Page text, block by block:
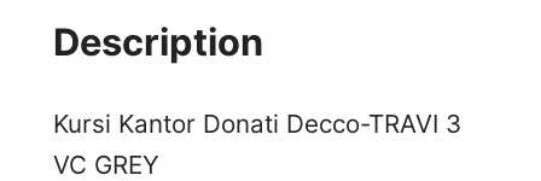
Description
Kursi Kantor Donati Decco-TRAVI 3
VC GREY